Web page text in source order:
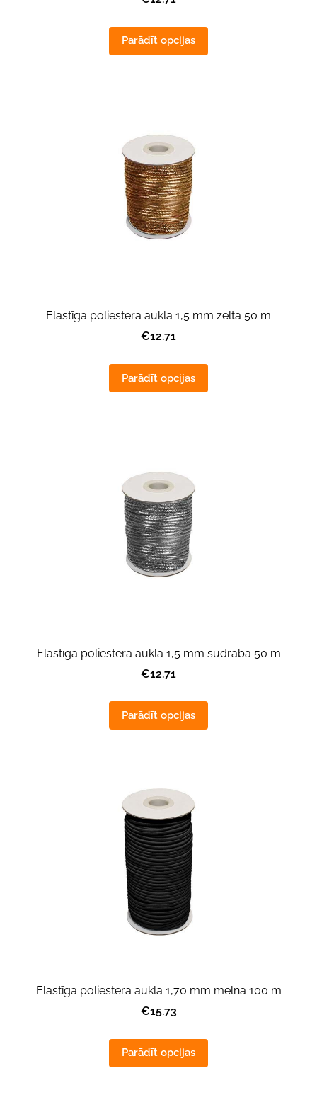
Parādīt opcijas
Elastīga poliestera aukla 1,5 mm zelta 50 m
€12.71
Parādīt opcijas
Elastīga poliestera aukla 1,5 mm sudraba 50 m
€12.71
Parādīt opcijas
Elastīga poliestera aukla 1,70 mm melna 100 m
€15.73
Parādīt opcijas